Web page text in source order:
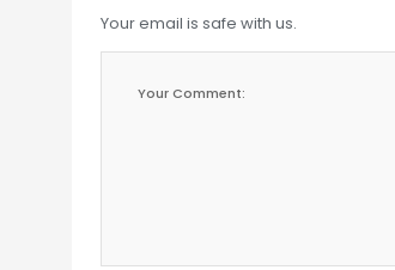
Your email is safe with us.